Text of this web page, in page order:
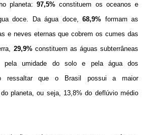
planeta:97,5% constituem os oceanos e
doce. Da água doce,68,9% formam as
e neves eternas que cobrem os cumes das
29,9%constituem as águas subterrâneas
pela umidade do solo e pela água dos
ressaltar que o Brasil possui a maior
planeta, ou seja, 13,8% do deflúvio médio